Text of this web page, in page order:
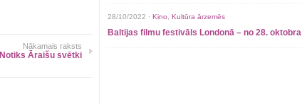
Nākamais raksts
Notiks Āraišu svētki
28/10/2022 · Kino Kultūra ārzemēs
Baltijas filmu festivāls Londonā – no 28. oktobra